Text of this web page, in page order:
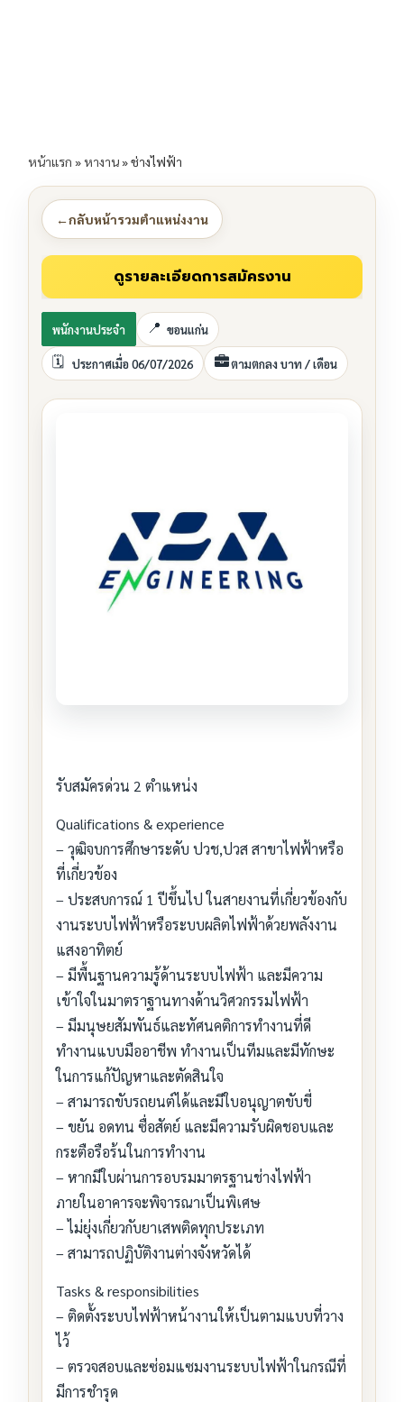
หน้าแรก »หางาน»ช่างไฟฟ้า
←กลับหน้ารวมตำแหน่งงาน
พนักงานประจำ ขอนแก่น
ประกาศเมื่อ 06/07/2026 ตามตกลง บาท / เดือน
รับสมัครด่วน 2 ตำแหน่ง
Qualifications & experience
– วุฒิจบการศึกษาระดับ ปวช,ปวส สาขาไฟฟ้าหรือ
ที่เกี่ยวข้อง
– ประสบการณ์ 1 ปีขึ้นไป ในสายงานที่เกี่ยวข้องกับ
งานระบบไฟฟ้าหรือระบบผลิตไฟฟ้าด้วยพลังงาน
แสงอาทิตย์
– มีพื้นฐานความรู้ด้านระบบไฟฟ้า และมีความ
เข้าใจในมาตราฐานทางด้านวิศวกรรมไฟฟ้า
– มีมนุษยสัมพันธ์และทัศนคติการทำงานที่ดี
ทำงานแบบมืออาชีพ ทำงานเป็นทีมและมีทักษะ
ในการแก้ปัญหาและตัดสินใจ
– สามารถขับรถยนต์ได้และมีใบอนุญาตขับขี่
– ขยัน อดทน ซื่อสัตย์ และมีความรับผิดชอบและ
กระตือรือร้นในการทำงาน
– หากมีใบผ่านการอบรมมาตรฐานช่างไฟฟ้า
ภายในอาคารจะพิจารณาเป็นพิเศษ
– ไม่ยุ่งเกี่ยวกับยาเสพติดทุกประเภท
– สามารถปฏิบัติงานต่างจังหวัดได้
Tasks & responsibilities
– ติดตั้งระบบไฟฟ้าหน้างานให้เป็นตามแบบที่วาง
ไว้
– ตรวจสอบและซ่อมแซมงานระบบไฟฟ้าในกรณีที่
มีการชำรุด